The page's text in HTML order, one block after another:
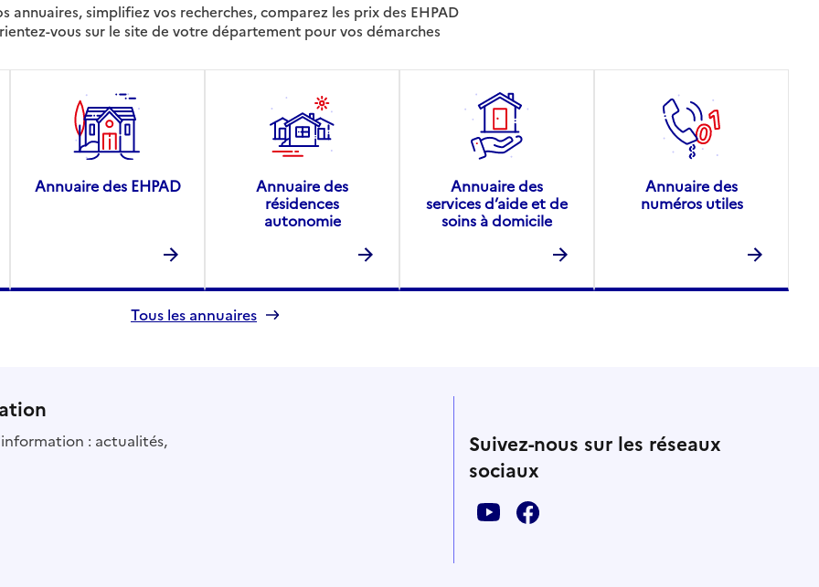
annuaires, simplifiez vos recherches, comparez les prix des EHPAD
vous sur le site de votre département pour vos démarches
Annuaire des EHPAD
Annuaire des
résidences
autonomie
Annuaire des
services d’aide et de
soins à domicile
Annuaire des
numéros utiles
Tous les annuaires
: actualités,
Suivez-nous sur les réseaux
sociaux